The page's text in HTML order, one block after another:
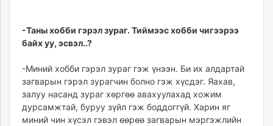
-Таны хобби гэрэл зураг. Тиймээс хобби чигээрээ
байх уу, эсвэл..?
-Миний хобби гэрэл зураг гэж үнээн. Би их алдартай
загварын гэрэл зурагчин болно гэж хүсдэг. Яахав,
залуу насанд зураг хөргөө авахуулахад хожим
дурсамжтай, буруу зүйл гэж боддоггүй. Харин яг
миний чин хүсэл гэвэл өөрөө загварын мэргэжлийн